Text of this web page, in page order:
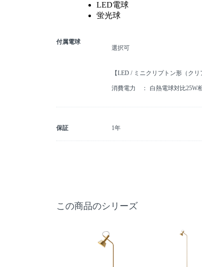
LED電球
蛍光球
付属電球
選択可
【LED / ミニクリプトン形（クリ
消費電力 白熱電球対比25W
保証 1年
この商品のシリーズ